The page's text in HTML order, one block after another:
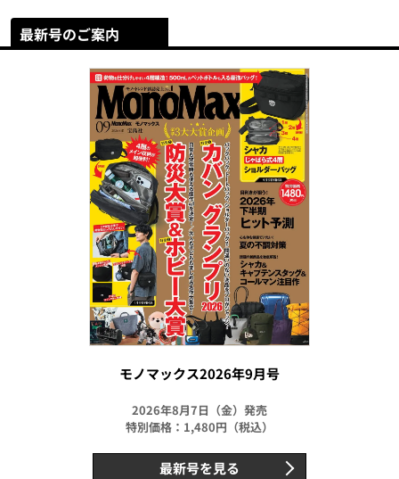
最新号のご案内
モノマックス2026年9月号
2026年8月7日（金）発売
特別価格：1,480円（税込）
最新号を見る